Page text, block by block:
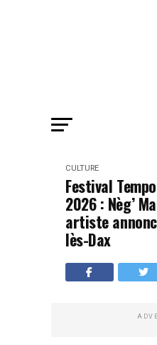
CULTURE
Festival
2026 : Nèg’
artiste
lès-Dax